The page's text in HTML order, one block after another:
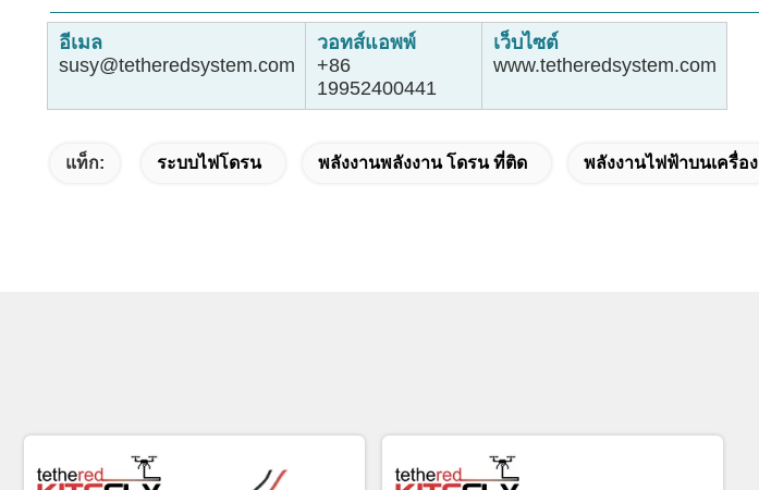
อีเมล
susy@tetheredsystem.com
วอทส์แอพพ์
+86
19952400441
เว็บไซต์
www.tetheredsystem.com
แท็ก: ระบบไฟโดรน พลังงานพลังงาน โดรน ที่ติด พลังงานไฟฟ้าบนเครื่อง